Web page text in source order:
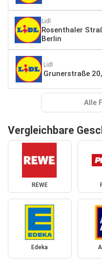
Lidl
Rosenthaler
Berlin
Lidl
Grunerstraße
Alle
Vergleichbare
REWE
Edeka